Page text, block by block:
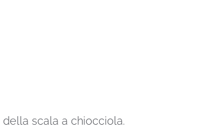
scala a chiocciola.